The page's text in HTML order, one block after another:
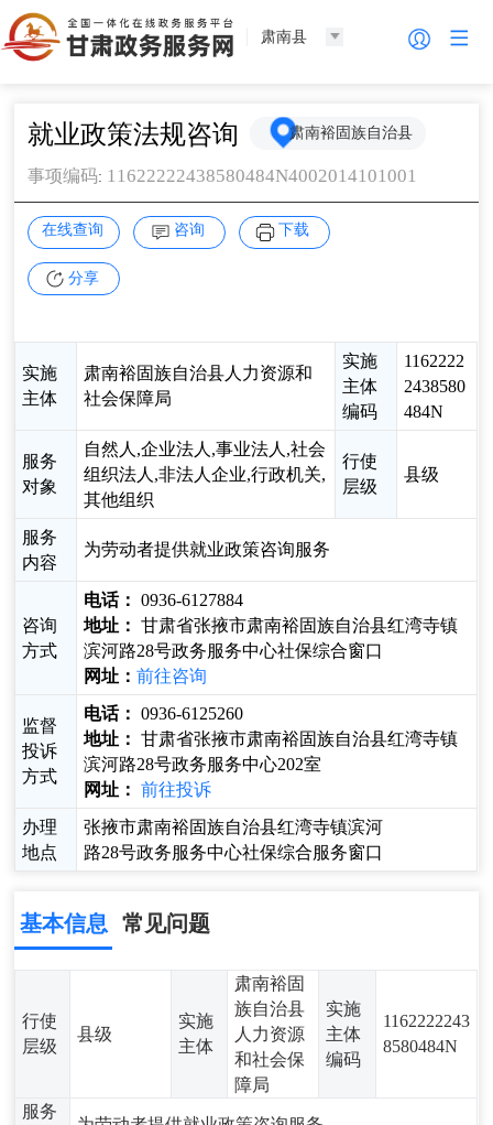
肃南县
就业政策法规咨询 肃南裕固族自治县
事项编码: 11622222438580484N4002014101001
在线查询 咨询 下载
分享
实施
主体
肃南裕固族自治县人力资源和
社会保障局
实施
主体
编码
1162222
2438580
484N
服务
对象
自然人,企业法人,事业法人,社会
组织法人,非法人企业,行政机关,
其他组织
行使
层级
县级
服务
内容
为劳动者提供就业政策咨询服务
咨询
方式
电话： 0936-6127884
地址： 甘肃省张掖市肃南裕固族自治县红湾寺镇
滨河路28号政务服务中心社保综合窗口
网址：前往咨询
监督
投诉
方式
电话： 0936-6125260
地址： 甘肃省张掖市肃南裕固族自治县红湾寺镇
滨河路28号政务服务中心202室
网址：
前往投诉
办理
地点
张掖市肃南裕固族自治县红湾寺镇滨河
路28号政务服务中心社保综合服务窗口
基本信息 常见问题
行使
层级
县级
实施
主体
肃南裕固
族自治县
人力资源
和社会保
障局
实施
主体
编码
1162222243
8580484N
服务